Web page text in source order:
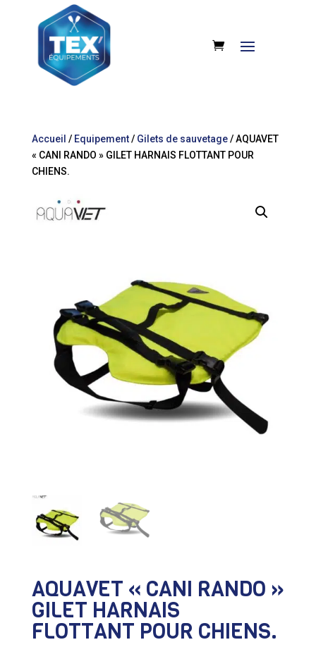
Accueil / Equipement/ Gilets de sauvetage/ AQUAVET
« CANI RANDO » GILET HARNAIS FLOTTANT POUR
CHIENS.
AQUAVET « CANI RANDO »
GILET HARNAIS
FLOTTANT POUR CHIENS.